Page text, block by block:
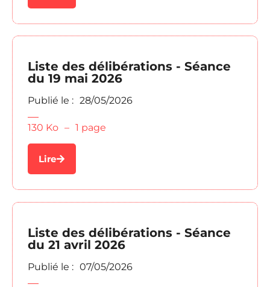
Liste des délibérations - Séance
du 19 mai 2026
Publié le : 28/05/2026
130 Ko – 1 page
Lire
Liste des délibérations - Séance
du 21 avril 2026
Publié le : 07/05/2026